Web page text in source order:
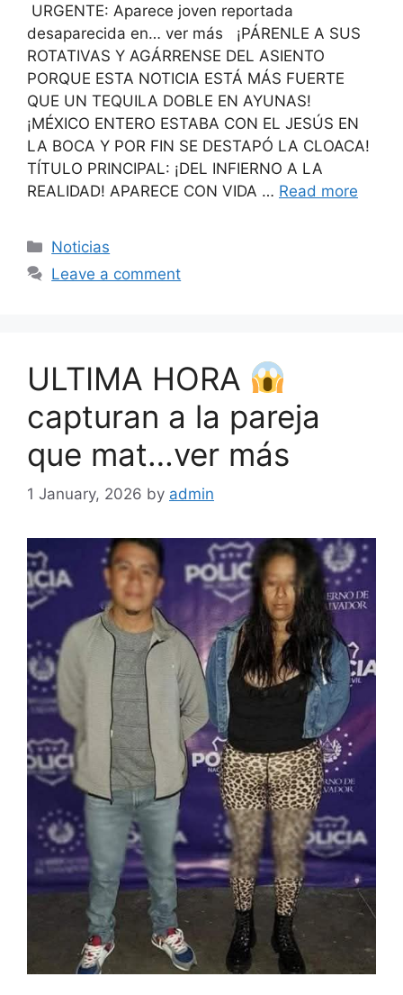
URGENTE: Aparece joven reportada
desaparecida en… ver más ¡PÁRENLE A SUS
ROTATIVAS Y AGÁRRENSE DEL ASIENTO
PORQUE ESTA NOTICIA ESTÁ MÁS FUERTE
QUE UN TEQUILA DOBLE EN AYUNAS!
¡MÉXICO ENTERO ESTABA CON EL JESÚS EN
LA BOCA Y POR FIN SE DESTAPÓ LA CLOACA!
TÍTULO PRINCIPAL: ¡DEL INFIERNO A LA
REALIDAD! APARECE CON VIDA … Read more
Categories
Noticias
Leave a comment
ULTIMA HORA
capturan a la pareja
que mat…ver más
1 January, 2026 by admin